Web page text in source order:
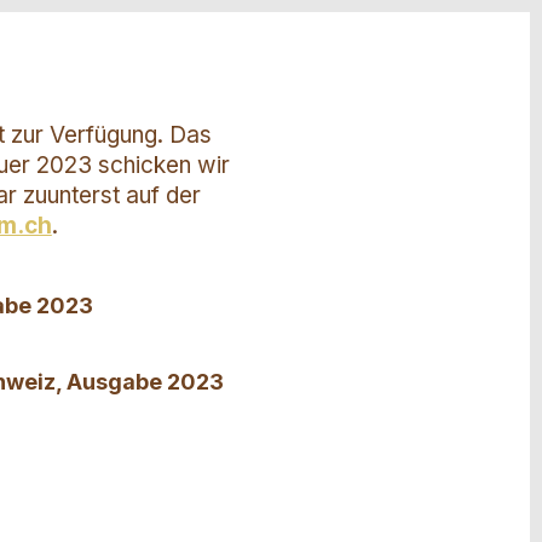
zur Verfügung. Das
2023 schicken wir
zuunterst auf der
.
2023
Ausgabe 2023